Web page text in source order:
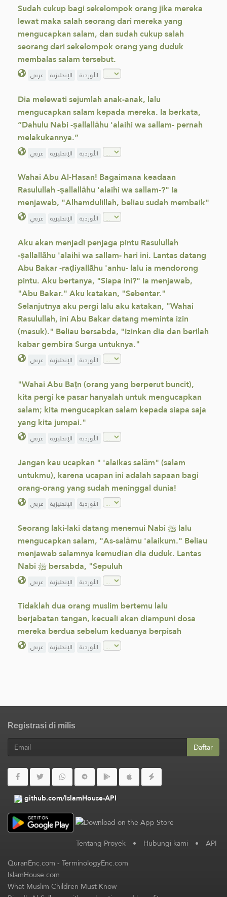
Sudah cukup bagi sekelompok orang jika mereka
lewat maka ‎salah seorang dari mereka yang
mengucapkan salam, dan sudah cukup ‎salah
seorang dari sekelompok orang yang duduk
membalas salam ‎tersebut.‎
عربي الإنجليزية الأوردية
Dia melewati sejumlah anak-anak, lalu
mengucapkan salam kepada mereka. Ia berkata,
“Dahulu Nabi -ṣallallāhu 'alaihi wa sallam- pernah
melakukannya.”
عربي الإنجليزية الأوردية
Wahai Abu Al-Hasan! Bagaimana keadaan
Rasulullah -ṣallallāhu 'alaihi wa sallam-?" Ia
menjawab, "Alhamdulillah, beliau sudah membaik"
عربي الإنجليزية الأوردية
Aku akan menjadi penjaga pintu Rasulullah
-ṣallallāhu 'alaihi wa sallam- hari ini. Lantas datang
Abu Bakar -raḍiyallāhu 'anhu- lalu ia mendorong
pintu. Aku bertanya, "Siapa ini?" Ia menjawab,
"Abu Bakar." Aku katakan, "Sebentar."
Selanjutnya aku pergi lalu aku katakan, "Wahai
Rasulullah, ini Abu Bakar datang meminta izin
(masuk)." Beliau bersabda, "Izinkan dia dan berilah
kabar gembira Surga untuknya."
عربي الإنجليزية الأوردية
"Wahai Abu Baṭn (orang yang berperut buncit),
kita pergi ke pasar hanyalah untuk mengucapkan
salam; kita mengucapkan salam kepada siapa saja
yang kita jumpai."
عربي الإنجليزية الأوردية
Jangan kau ucapkan " 'alaikas salām" (salam
untukmu), karena ucapan ini adalah sapaan bagi
orang-orang yang sudah meninggal dunia!
عربي الإنجليزية الأوردية
Seorang laki-laki datang menemui Nabi ﷺ lalu
mengucapkan salam, "As-salāmu 'alaikum." Beliau
menjawab salamnya kemudian dia duduk. Lantas
Nabi ﷺ bersabda, "Sepuluh
عربي الإنجليزية الأوردية
Tidaklah dua orang muslim bertemu lalu
berjabatan tangan, kecuali akan diampuni dosa
mereka berdua sebelum keduanya berpisah
عربي الإنجليزية الأوردية
Registrasi di milis
Daftar
github.com/IslamHouse-API
Tentang Proyek • Hubungi kami • API
QuranEnc.com-TerminologyEnc.com
IslamHouse.com
What Muslim Children Must Know